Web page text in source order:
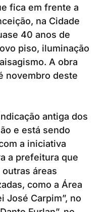
fica em frente a
na Cidade
40 anos de
piso, iluminação
A obra
novembro deste
antiga dos
e está sendo
a iniciativa
a prefeitura que
áreas
como a Área
José Carpim”, no